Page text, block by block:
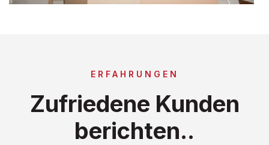
ERFAHRUNGEN
Zufriedene Kunden
berichten..